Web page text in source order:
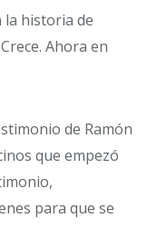
la historia de
Ahora en
de Ramón
que empezó
para que se